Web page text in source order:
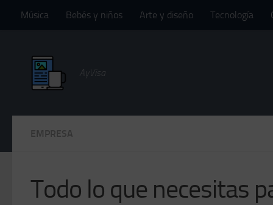
Saltar al contenido
Música Bebés y niños Arte y diseño Tecnología
AyVisa
EMPRESA
Todo lo que necesitas